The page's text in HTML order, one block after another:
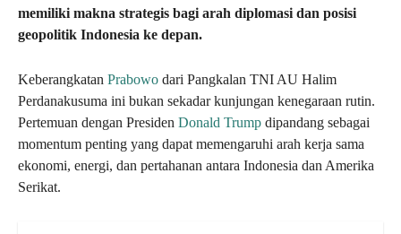
memiliki makna strategis bagi arah diplomasi dan posisi
geopolitik Indonesia ke depan.
Keberangkatan Prabowo dari Pangkalan TNI AU Halim
Perdanakusuma ini bukan sekadar kunjungan kenegaraan rutin.
Pertemuan dengan Presiden Donald Trump dipandang sebagai
momentum penting yang dapat memengaruhi arah kerja sama
ekonomi, energi, dan pertahanan antara Indonesia dan Amerika
Serikat.